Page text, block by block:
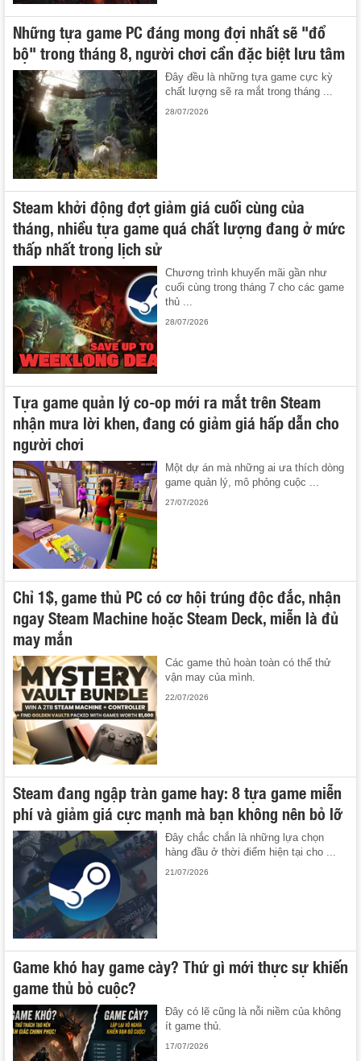
Những tựa game PC đáng mong đợi nhất sẽ "đổ
bộ" trong tháng 8, người chơi cần đặc biệt lưu tâm
Đây đều là những tựa game cực kỳ
chất lượng sẽ ra mắt trong tháng ...
28/07/2026
Steam khởi động đợt giảm giá cuối cùng của
tháng, nhiều tựa game quá chất lượng đang ở mức
thấp nhất trong lịch sử
Chương trình khuyến mãi gần như
cuối cùng trong tháng 7 cho các game
thủ ...
28/07/2026
Tựa game quản lý co-op mới ra mắt trên Steam
nhận mưa lời khen, đang có giảm giá hấp dẫn cho
người chơi
Một dự án mà những ai ưa thích dòng
game quản lý, mô phỏng cuộc ...
27/07/2026
Chỉ 1$, game thủ PC có cơ hội trúng độc đắc, nhận
ngay Steam Machine hoặc Steam Deck, miễn là đủ
may mắn
Các game thủ hoàn toàn có thể thử
vận may của mình.
22/07/2026
Steam đang ngập tràn game hay: 8 tựa game miễn
phí và giảm giá cực mạnh mà bạn không nên bỏ lỡ
Đây chắc chắn là những lựa chọn
hàng đầu ở thời điểm hiện tại cho ...
21/07/2026
Game khó hay game cày? Thứ gì mới thực sự khiến
game thủ bỏ cuộc?
Đây có lẽ cũng là nỗi niềm của không
ít game thủ.
17/07/2026